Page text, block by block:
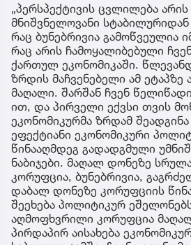
„პერსპექტივის ცვლილება
მნიშვნელოვანი
რაც ბუნებრივია გამოწვეულია
რაც არის ჩამოყალიბებული
ქართულ ეკონომიკაში.
ზრდის მაჩვენებელი ამ
მაღალი. შარშან ჩვენ
ით, და პირველი ექვსი თვის
ეკონომიკურმა ზრდამ შეადგინა
ეფექტიანი ეკონომიკური
წინააღმდეგ გადადგმული
ნაბიჯები. მაღალ დონეზე
კორუფცია, ბუნებრივია,
დაბალ დონეზე კორუფციის
შეეხება პოლიტიკურ
აღმოფხვრილი კორუფცია
პირდაპირ აისახება